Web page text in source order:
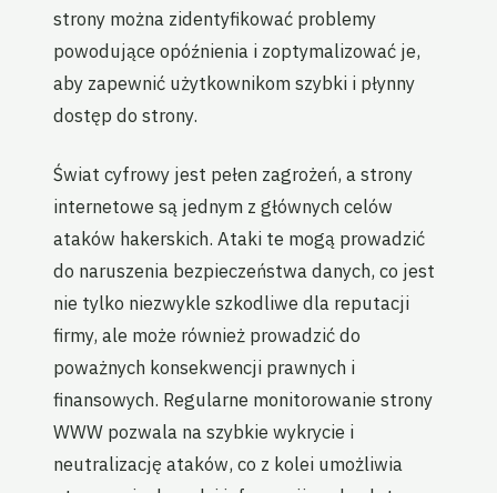
strony można zidentyfikować problemy
powodujące opóźnienia i zoptymalizować je,
aby zapewnić użytkownikom szybki i płynny
dostęp do strony.
Świat cyfrowy jest pełen zagrożeń, a strony
internetowe są jednym z głównych celów
ataków hakerskich. Ataki te mogą prowadzić
do naruszenia bezpieczeństwa danych, co jest
nie tylko niezwykle szkodliwe dla reputacji
firmy, ale może również prowadzić do
poważnych konsekwencji prawnych i
finansowych. Regularne monitorowanie strony
WWW pozwala na szybkie wykrycie i
neutralizację ataków, co z kolei umożliwia